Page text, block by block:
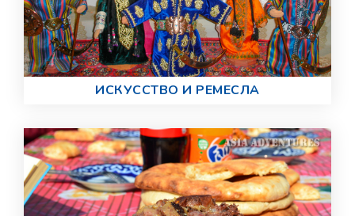
ИСКУССТВО И РЕМЕСЛА